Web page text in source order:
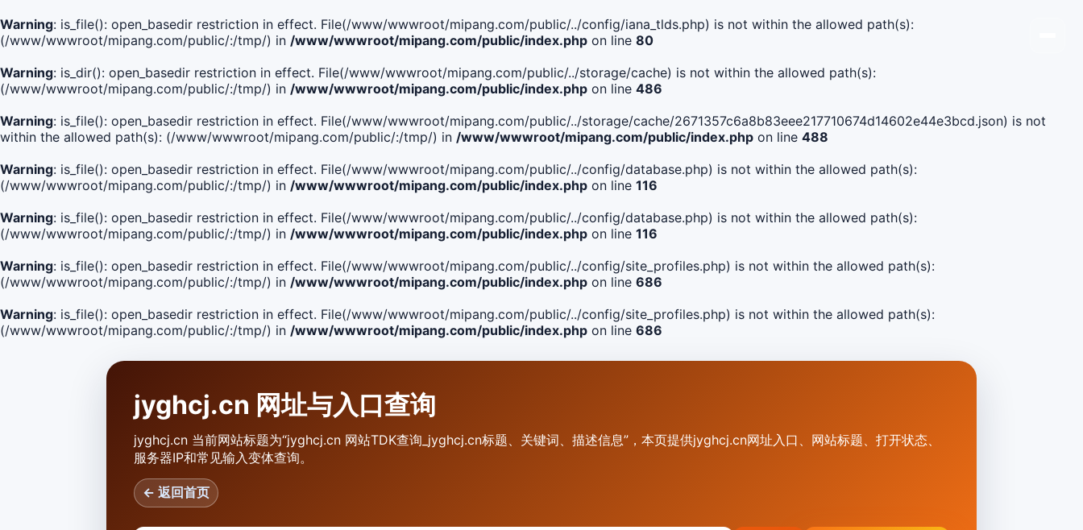
Warning: is_file(): open_basedir restriction in effect. File(/www/wwwroot/mipang.com/public/../config/iana_tlds.php) is not within the allowed path(s):
(/www/wwwroot/mipang.com/public/:/tmp/) in /www/wwwroot/mipang.com/public/index.php on line 80
Warning: is_dir(): open_basedir restriction in effect. File(/www/wwwroot/mipang.com/public/../storage/cache) is not within the allowed path(s):
(/www/wwwroot/mipang.com/public/:/tmp/) in /www/wwwroot/mipang.com/public/index.php on line 486
Warning: is_file(): open_basedir restriction in effect. File(/www/wwwroot/mipang.com/public/../storage/cache/2671357c6a8b83eee217710674d14602e44e3bcd.json) is not
within the allowed path(s): (/www/wwwroot/mipang.com/public/:/tmp/) in /www/wwwroot/mipang.com/public/index.php on line 488
Warning: is_file(): open_basedir restriction in effect. File(/www/wwwroot/mipang.com/public/../config/database.php) is not within the allowed path(s):
(/www/wwwroot/mipang.com/public/:/tmp/) in /www/wwwroot/mipang.com/public/index.php on line 116
Warning: is_file(): open_basedir restriction in effect. File(/www/wwwroot/mipang.com/public/../config/database.php) is not within the allowed path(s):
(/www/wwwroot/mipang.com/public/:/tmp/) in /www/wwwroot/mipang.com/public/index.php on line 116
Warning: is_file(): open_basedir restriction in effect. File(/www/wwwroot/mipang.com/public/../config/site_profiles.php) is not within the allowed path(s):
(/www/wwwroot/mipang.com/public/:/tmp/) in /www/wwwroot/mipang.com/public/index.php on line 686
Warning: is_file(): open_basedir restriction in effect. File(/www/wwwroot/mipang.com/public/../config/site_profiles.php) is not within the allowed path(s):
(/www/wwwroot/mipang.com/public/:/tmp/) in /www/wwwroot/mipang.com/public/index.php on line 686
jyghcj.cn 网址与入口查询
jyghcj.cn 当前网站标题为“jyghcj.cn 网站TDK查询_jyghcj.cn标题、关键词、描述信息”，本页提供jyghcj.cn网址入口、网站标题、打开状态、
服务器IP和常见输入变体查询。
← 返回首页